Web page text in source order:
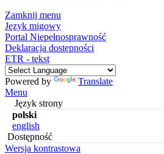
Zamknij menu
Język migowy
Portal Niepełnosprawność
Deklaracja dostępności
ETR - tekst
Powered by
Translate
Menu
Język strony
polski
english
Dostępność
Wersja kontrastowa